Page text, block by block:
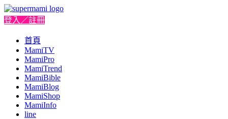
登入／註冊
首頁
MamiTV
MamiPro
MamiTrend
MamiBible
MamiBlog
MamiShop
MamiInfo
line